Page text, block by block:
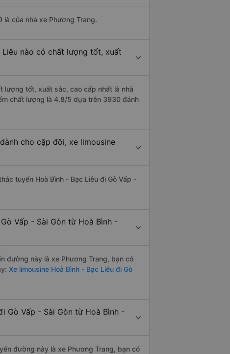
của nhà xe Phương Trang.
Liêu nào có chất lượng tốt, xuất
lượng tốt, xuất sắc, cao cấp nhất là nhà
chất lượng là 4.8/5 dựa trên 3930 đánh
cho cặp đôi, xe limousine
tuyến Hoà Bình - Bạc Liêu đi Gò Vấp -
Vấp - Sài Gòn từ Hoà Bình -
đường này là xe Phương Trang, bạn có
Xe limousine Hoà Bình - Bạc Liêu đi Gò
Gò Vấp - Sài Gòn từ Hoà Bình -
đường này là xe Phương Trang, bạn có